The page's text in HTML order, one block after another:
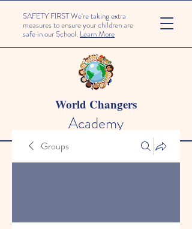
SAFETY FIRST We're taking extra
measures to ensure your children are
safe in our School. Learn More
World Changers
Academy
Groups